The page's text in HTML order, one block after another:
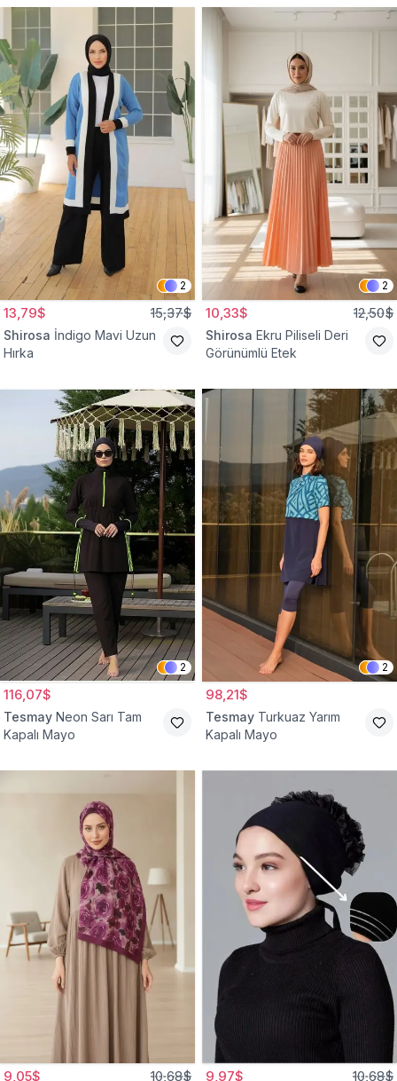
2
13,79$ 15,37$
Shirosa İndigo Mavi Uzun
Hırka
2
10,33$ 12,50$
Shirosa Ekru Piliseli Deri
Görünümlü Etek
2
116,07$
Tesmay Neon Sarı Tam
Kapalı Mayo
2
98,21$
Tesmay Turkuaz Yarım
Kapalı Mayo
9,05$ 10,68$ 9,97$ 10,68$